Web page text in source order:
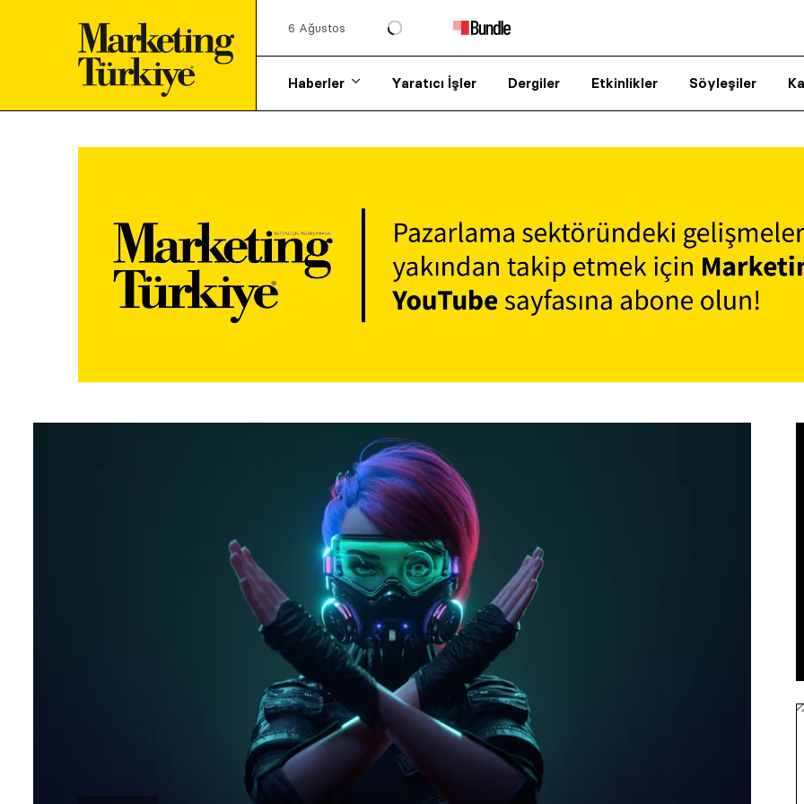
6 Ağustos
Haberler Yaratıcı İşler Dergiler Etkinlikler Söyleşiler